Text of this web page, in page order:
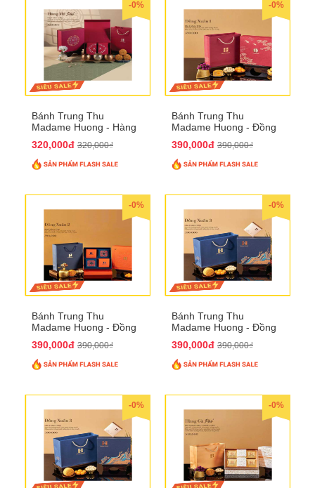
-0%
Bánh Trung Thu
Madame Huong - Hàng
320,000đ 320,000₫
-0%
Bánh Trung Thu
Madame Huong - Đồng
390,000đ 390,000₫
-0%
Bánh Trung Thu
Madame Huong - Đồng
390,000đ 390,000₫
-0%
Bánh Trung Thu
Madame Huong - Đồng
390,000đ 390,000₫
-0% -0%